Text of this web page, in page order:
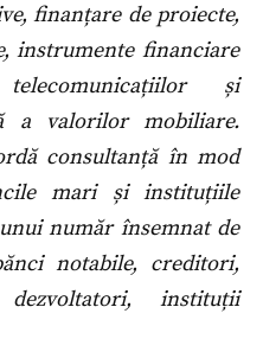
finanțare de proiecte,
instrumente financiare
și
a valorilor mobiliare.
consultanță în mod
mari și instituțiile
număr însemnat de
notabile, creditori,
instituții